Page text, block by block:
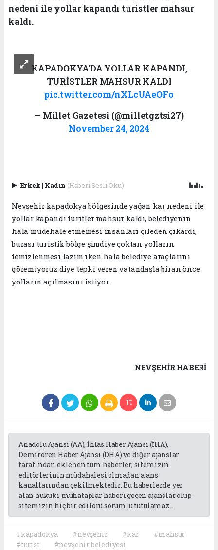
nedeni ile yollar kapandı turistler mahsur
kaldı.
KAPADOKYA'DA YOLLAR KAPANDI,
TURİSTLER MAHSUR KALDI
pic.twitter.com/nXLcUAeOFo
— Millet Gazetesi (@milletgztsi27)
November 24, 2024
Erkek| Kadın (Haberi Sesli Oku)
Nevşehir kapadokya bölgesinde yağan kar nedeni ile
yollar kapandı turitler mahsur kaldı, belediyenin
hala müdehale etmemesi insanları çileden çıkardı,
burası turistik bölge şimdiye çoktan yolların
temizlenmesi lazım iken hala belediye araçlarını
göremiyoruz diye tepki veren vatandaşla biran önce
yolların açılmasını istiyor.
NEVŞEHIR HABERİ
Anadolu Ajansı (AA), İhlas Haber Ajansı (İHA),
Demirören Haber Ajansı (DHA) ve diğer ajanslar
tarafından eklenen tüm haberler, sitemizin
editörlerinin müdahalesi olmadan ajans
kanallarından çekilmektedir. Bu haberlerde yer
alan hukuki muhataplar haberi geçen ajanslar olup
sitemizin hiç bir editörü sorumlu tutulamaz...
#kapadokya #nevşehir #kar
#mahsur
#turist
#nevşehir belediyesi